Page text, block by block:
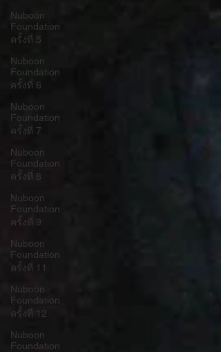
Nuboon
Foundation
ครั้งที่ 5
Nuboon
Foundation
ครั้งที่ 6
Nuboon
Foundation
ครั้งที่ 7
Nuboon
Foundation
ครั้งที่ 8
Nuboon
Foundation
ครั้งที่ 9
Nuboon
Foundation
ครั้งที่ 11
Nuboon
Foundation
ครั้งที่ 12
Nuboon
Foundation